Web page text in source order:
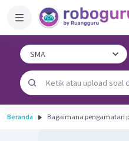
Beranda Bagaimana pengamatan